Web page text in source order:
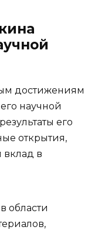
достижениям
научной
его
открытия,
вклад в
области